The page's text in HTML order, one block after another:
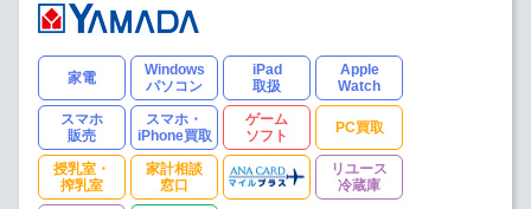
家電
Windows
パソコン
iPad
取扱
Apple
Watch
スマホ
販売
スマホ・
iPhone買取
ゲーム
ソフト
PC買取
授乳室・
搾乳室
家計相談
窓口
リユース
冷蔵庫